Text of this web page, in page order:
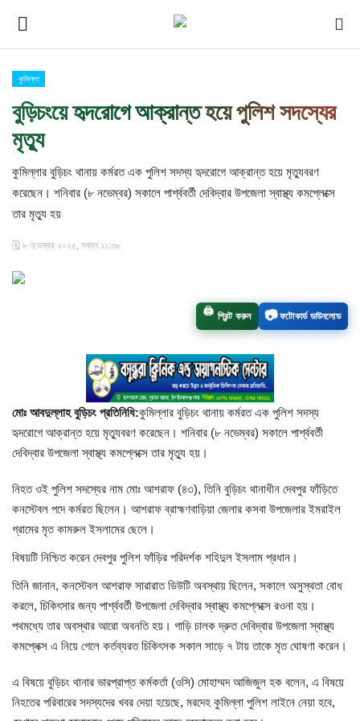
হোম
বিনোদন
চাঁপাই প্রেস পরিবার
চাঁপাইনবাবগঞ্জ সদর
রাজশাহী বিভাগ
শিবগঞ্জ
গোমস্তাপুর
ভোলাহাট
নওগাঁ
রংপুর
কুমিল্লা
বুড়িচংয়ে হৃদরোগে আক্রান্ত হয়ে পুলিশ সদস্যের
মৃত্যু
কুমিল্লার বুড়িচং থানায় কর্মরত এক পুলিশ সদস্য হৃদরোগে আক্রান্ত হয়ে মৃত্যুবরণ
করেছেন। শনিবার (৮ নভেম্বর) সকালে পার্শ্ববর্তী দেবিদ্বার উপজেলা স্বাস্থ্য কমপ্লেক্সে
তার মৃত্যু হয়
🗓️ ৮ নভেম্বর ২০২৫, সকাল ১১:৩৮
🖨️ প্রিন্ট করুন 📷ফটোকার্ড ডাউনলোড
মোঃ আবদুল্লাহ বুড়িচং প্রতিনিধি:কুমিল্লার বুড়িচং থানায় কর্মরত এক পুলিশ সদস্য
হৃদরোগে আক্রান্ত হয়ে মৃত্যুবরণ করেছেন। শনিবার (৮ নভেম্বর) সকালে পার্শ্ববর্তী
দেবিদ্বার উপজেলা স্বাস্থ্য কমপ্লেক্সে তার মৃত্যু হয়।
নিহত ওই পুলিশ সদস্যের নাম মোঃ আশরাফ (৪৩), তিনি বুড়িচং থানাধীন দেবপুর ফাঁড়িতে
কনস্টেবল পদে কর্মরত ছিলেন। আশরাফ ব্রাহ্মণবাড়িয়া জেলার কসবা উপজেলার ইমরাইল
গ্রামের মৃত কামরুল ইসলামের ছেলে।
বিষয়টি নিশ্চিত করেন দেবপুর পুলিশ ফাঁড়ির পরিদর্শক শহিদুল ইসলাম প্রধান।
তিনি জানান, কনস্টেবল আশরাফ সারারাত ডিউটি অবস্থায় ছিলেন, সকালে অসুস্থতা বোধ
করলে, চিকিৎসার জন্য পার্শ্ববর্তী উপজেলা দেবিদ্বার স্বাস্থ্য কমপ্লেক্সে রওনা হয়।
পথমধ্যে তার অবস্থার আরো অবনতি হয়। গাড়ি চালক দ্রুত দেবিদ্বার উপজেলা স্বাস্থ্য
কমপ্লেক্স এ নিয়ে গেলে কর্তব্যরত চিকিৎসক সকাল সাড়ে ৭ টায় তাকে মৃত ঘোষণা করেন।
এ বিষয়ে বুড়িচং থানার ভারপ্রাপ্ত কর্মকর্তা (ওসি) মোহাম্মদ আজিজুল হক বলেন, এ বিষয়ে
নিহতের পরিবারের সদস্যদের খবর দেয়া হয়েছে, মরদেহ কুমিল্লা পুলিশ লাইনে নেয়া হবে,